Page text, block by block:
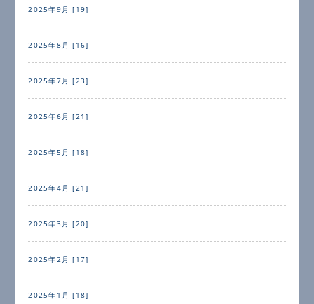
2025年9月 [19]
2025年8月 [16]
2025年7月 [23]
2025年6月 [21]
2025年5月 [18]
2025年4月 [21]
2025年3月 [20]
2025年2月 [17]
2025年1月 [18]